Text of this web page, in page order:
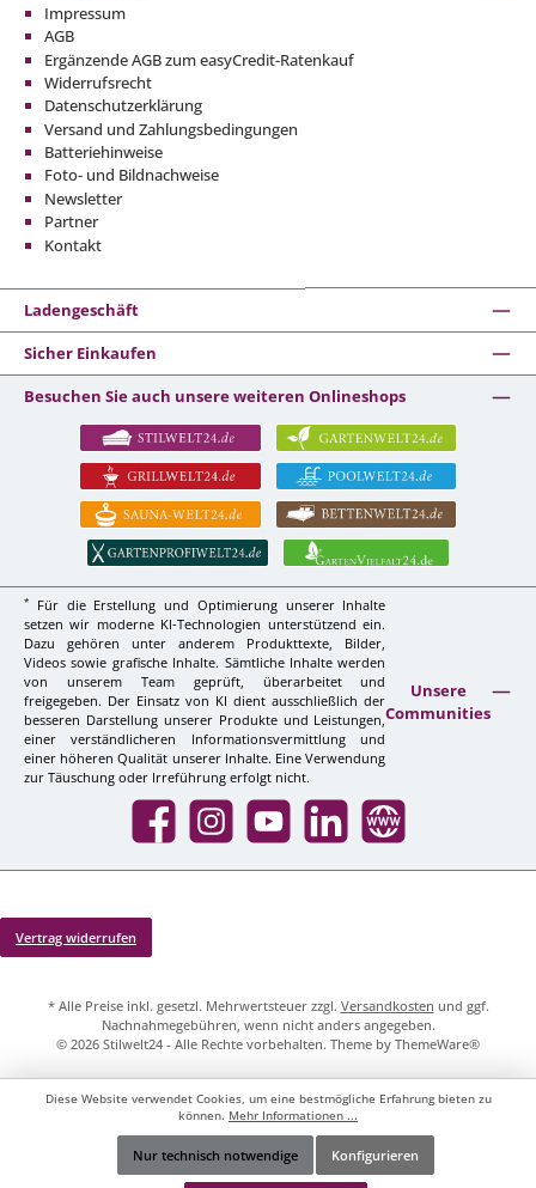
Impressum
AGB
Ergänzende AGB zum easyCredit-Ratenkauf
Widerrufsrecht
Datenschutzerklärung
Versand und Zahlungsbedingungen
Batteriehinweise
Foto- und Bildnachweise
Newsletter
Partner
Kontakt
Ladengeschäft
Sicher Einkaufen
Besuchen Sie auch unsere weiteren Onlineshops
*
Für die Erstellung und Optimierung unserer Inhalte
setzen wir moderne KI-Technologien unterstützend ein.
Dazu gehören unter anderem Produkttexte, Bilder,
Videos sowie grafische Inhalte. Sämtliche Inhalte werden
von unserem Team geprüft, überarbeitet und
freigegeben. Der Einsatz von KI dient ausschließlich der
besseren Darstellung unserer Produkte und Leistungen,
einer verständlicheren Informationsvermittlung und
einer höheren Qualität unserer Inhalte. Eine Verwendung
zur Täuschung oder Irreführung erfolgt nicht.
Unsere
Communities
Facebook InstagramYouTube LinkedIn Website
Vertrag widerrufen
* Alle Preise inkl. gesetzl. Mehrwertsteuer zzgl. Versandkosten und ggf.
Nachnahmegebühren, wenn nicht anders angegeben.
© 2026 Stilwelt24 - Alle Rechte vorbehalten. Theme by ThemeWare®
Werkzeugleiste anzeigen
Diese Website verwendet Cookies, um eine bestmögliche Erfahrung bieten zu
können. Mehr Informationen ...
Nur technisch notwendige Konfigurieren